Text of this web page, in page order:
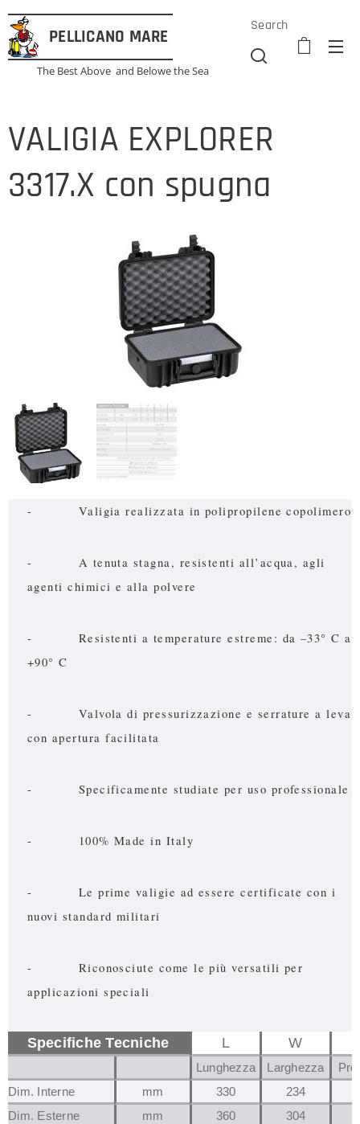
PELLICANO MARE
The Best Above and Belowe the Sea
Search
VALIGIA EXPLORER
3317.X con spugna
- Valigia realizzata in polipropilene copolimero
- A tenuta stagna, resistenti all’acqua, agli
agenti chimici e alla polvere
- Resistenti a temperature estreme: da –33° C a
+90° C
- Valvola di pressurizzazione e serrature a leva
con apertura facilitata
- Specificamente studiate per uso professionale
- 100% Made in Italy
- Le prime valigie ad essere certificate con i
nuovi standard militari
- Riconosciute come le più versatili per
applicazioni speciali
Specifiche Tecniche L W
Lunghezza Larghezza
Dim. Interne
mm 330 234
Dim. Esterne
mm 360 304